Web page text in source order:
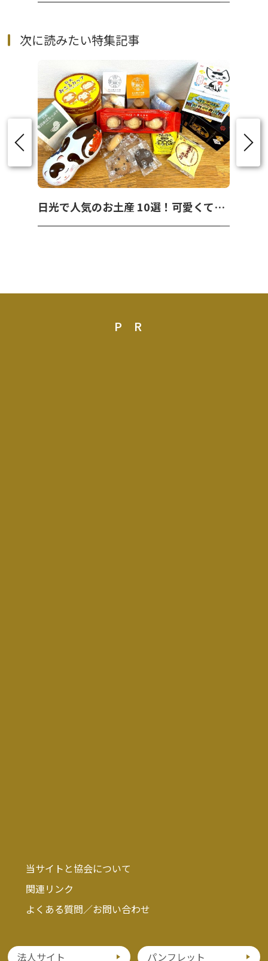
次に読みたい特集記事
日光で人気のお土産 10選！可愛くて美味しいお菓子を紹介！
PR
当サイトと協会について
関連リンク
よくある質問／お問い合わせ
法人サイト パンフレット